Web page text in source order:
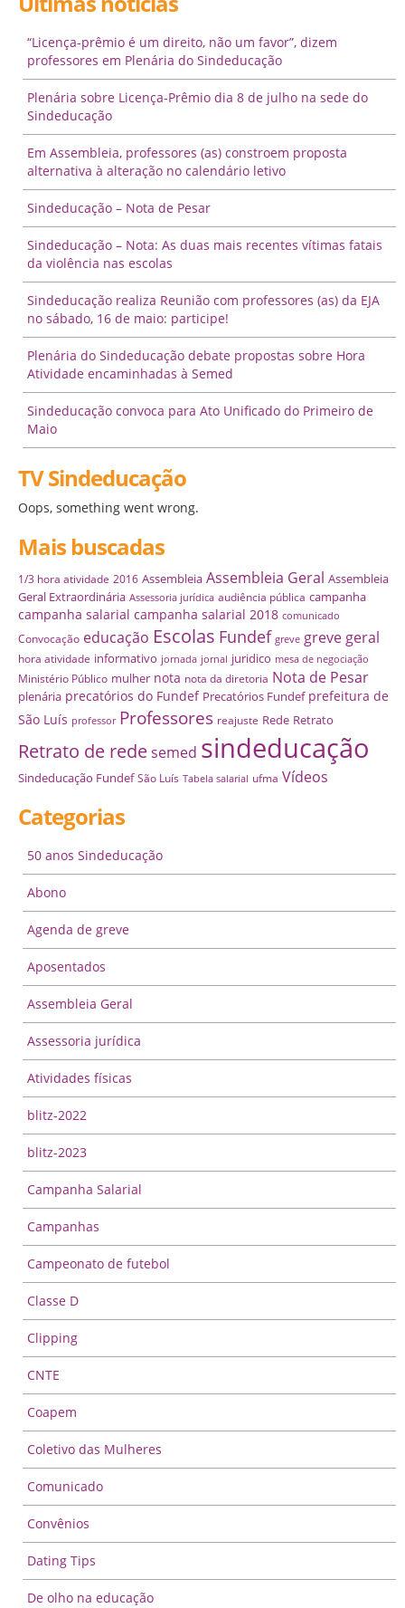
“Licença-prêmio é um direito, não um favor”, dizem
professores em Plenária do Sindeducação
Plenária sobre Licença-Prêmio dia 8 de julho na sede do
Sindeducação
Em Assembleia, professores (as) constroem proposta
alternativa à alteração no calendário letivo
Sindeducação – Nota de Pesar
Sindeducação – Nota: As duas mais recentes vítimas fatais
da violência nas escolas
Sindeducação realiza Reunião com professores (as) da EJA
no sábado, 16 de maio: participe!
Plenária do Sindeducação debate propostas sobre Hora
Atividade encaminhadas à Semed
Sindeducação convoca para Ato Unificado do Primeiro de
Maio
TV Sindeducação
Oops, something went wrong.
Mais buscadas
1/3 hora atividade 2016 Assembleia Assembleia Geral Assembleia
Geral Extraordinária Assessoria jurídica audiência pública campanha
campanha salarial campanha salarial 2018 comunicado
Convocação educação Escolas Fundef greve greve geral
hora atividade informativo jornada jornal juridico mesa de negociação
Ministério Público mulher nota nota da diretoria Nota de Pesar
plenária precatórios do Fundef Precatórios Fundef prefeitura de
São Luís professor Professores reajuste Rede Retrato
Retrato de redesemed sindeducação
Sindeducação Fundef São Luís Tabela salarial ufma Vídeos
Categorias
50 anos Sindeducação
Abono
Agenda de greve
Aposentados
Assembleia Geral
Assessoria jurídica
Atividades físicas
blitz-2022
blitz-2023
Campanha Salarial
Campanhas
Campeonato de futebol
Classe D
Clipping
CNTE
Coapem
Coletivo das Mulheres
Comunicado
Convênios
Dating Tips
De olho na educação